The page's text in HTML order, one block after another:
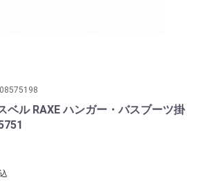
ベル RAXE ハンガー・バスブーツ掛